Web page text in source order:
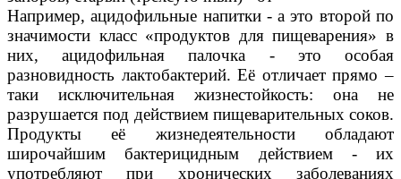
Например, ацидофильные напитки - а это второй по
значимости класс «продуктов для пищеварения» в
них, ацидофильная палочка - это особая
разновидность лактобактерий. Её отличает прямо –
таки исключительная жизнестойкость: она не
разрушается под действием пищеварительных соков.
Продукты её жизнедеятельности обладают
широчайшим бактерицидным действием - их
употребляют при хронических заболеваниях